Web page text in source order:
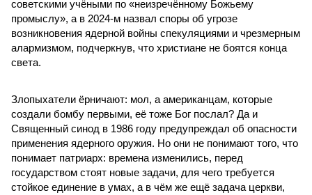
советскими учёными по «неизречённому Божьему
промыслу», а в 2024-м назвал споры об угрозе
возникновения ядерной войны спекуляциями и чрезмерным
алармизмом, подчеркнув, что христиане не боятся конца
света.
Злопыхатели ёрничают: мол, а американцам, которые
создали бомбу первыми, её тоже Бог послал? Да и
Священный синод в 1986 году предупреждал об опасности
применения ядерного оружия. Но они не понимают того, что
понимает патриарх: времена изменились, перед
государством стоят новые задачи, для чего требуется
стойкое единение в умах, а в чём же ещё задача церкви,